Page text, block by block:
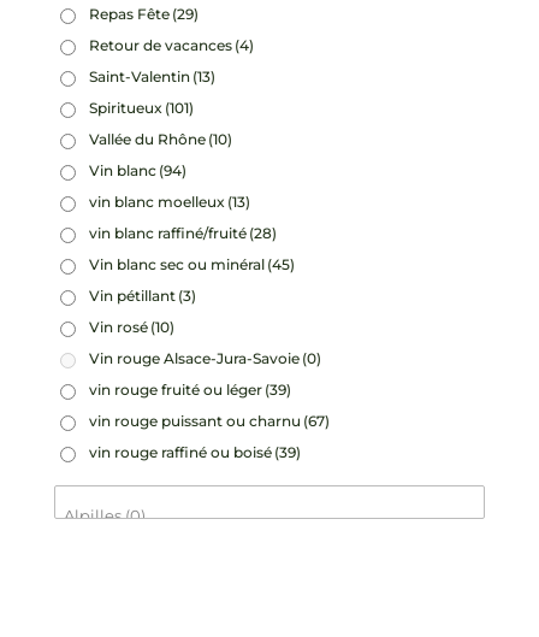
Repas Fête (29)
Retour de vacances (4)
Saint-Valentin (13)
Spiritueux (101)
Vallée du Rhône (10)
Vin blanc (94)
vin blanc moelleux (13)
vin blanc raffiné/fruité (28)
Vin blanc sec ou minéral (45)
Vin pétillant (3)
Vin rosé (10)
Vin rouge Alsace-Jura-Savoie (0)
vin rouge fruité ou léger (39)
vin rouge puissant ou charnu (67)
vin rouge raffiné ou boisé (39)